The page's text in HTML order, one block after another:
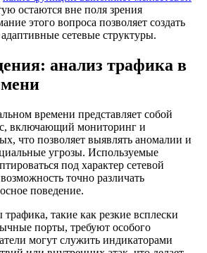
остаются вне поля зрения
этого вопроса позволяет создать
сетевые структуры.
анализ трафика в
времени представляет собой
включающий мониторинг и
что позволяет выявлять аномалии и
угрозы. Используемые
под характер сетевой
точно различать
поведение.
такие как резкие всплески
порты, требуют особого
могут служить индикаторами